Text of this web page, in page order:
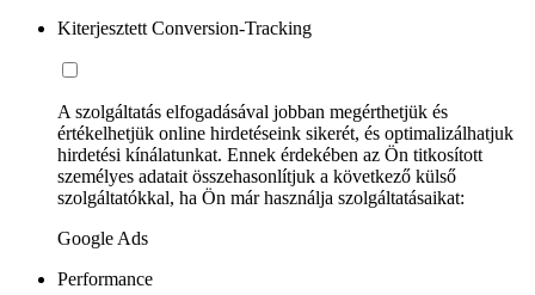
Kiterjesztett Conversion-Tracking
A szolgáltatás elfogadásával jobban megérthetjük és
értékelhetjük online hirdetéseink sikerét, és optimalizálhatjuk
hirdetési kínálatunkat. Ennek érdekében az Ön titkosított
személyes adatait összehasonlítjuk a következő külső
szolgáltatókkal, ha Ön már használja szolgáltatásaikat:
Google Ads
Performance